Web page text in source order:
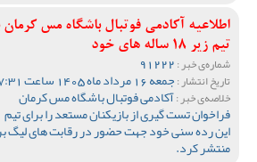
اطلاعیه آکادمی فوتبال باشگاه مس
تیم زیر 18 ساله های خود
شماره‌ی خبر :
تاریخ انتشار :جمعه 16 مرداد ماه 1405 ساعت 17:31
خلاصه‌ی خبر :آکادمی فوتبال باشگاه مس کرمان
فراخوان تست گیری از بازیکنان مستعد را برای تیم
این رده سنی خود جهت حضور در رقابت های لیگ
منتشر کرد.